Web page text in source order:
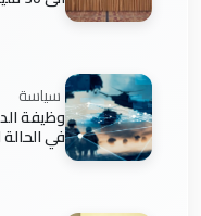
سياسة
وظيفة
في الحالة